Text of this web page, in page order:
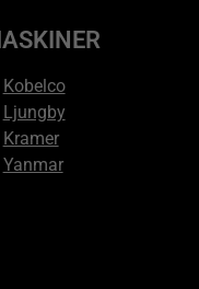
Kobelco
Ljungby
Kramer
Yanmar